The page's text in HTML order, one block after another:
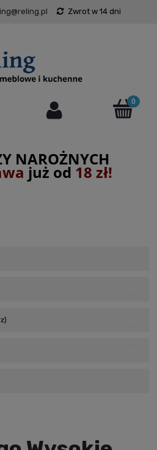
Zwrot w 14 dni
NAROŻNYCH
już od 18 zł!